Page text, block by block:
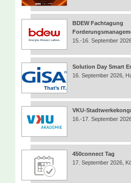
BDEW Fachtagung
15.-16. September
Solution Day Smart
16. September 2026,
VKU-
16.-17. September
450connect Tag
17. September 2026,